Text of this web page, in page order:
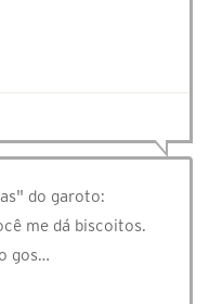
do garoto:
me dá biscoitos.
gos…